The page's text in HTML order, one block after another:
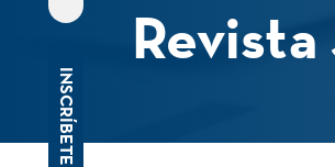
INSCRÍBETE